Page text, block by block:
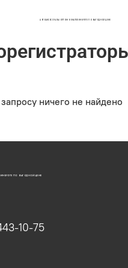
АВТОАКСЕССУАРЫ ОПТОМ В ЕКАТЕРИНБУРГЕ ПО ВЫГОДНОЙ ЦЕНЕ
ничего не найдено
ПО ВЫГОДНОЙ ЦЕНЕ
10-75